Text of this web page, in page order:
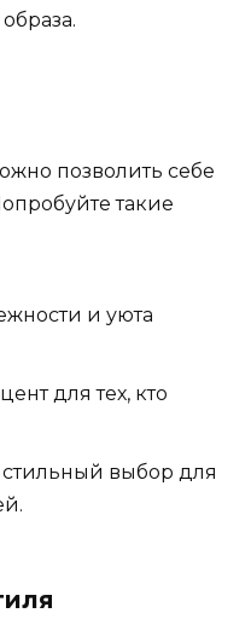
позволить себе
такие
и уюта
для тех, кто
выбор для